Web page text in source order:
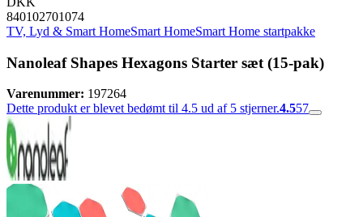
840102701074
TV, Lyd & Smart HomeSmart HomeSmart Home startpakke
Nanoleaf Shapes Hexagons Starter sæt (15-pak)
Varenummer: 197264
Dette produkt er blevet bedømt til 4.5 ud af 5 stjerner.4.557